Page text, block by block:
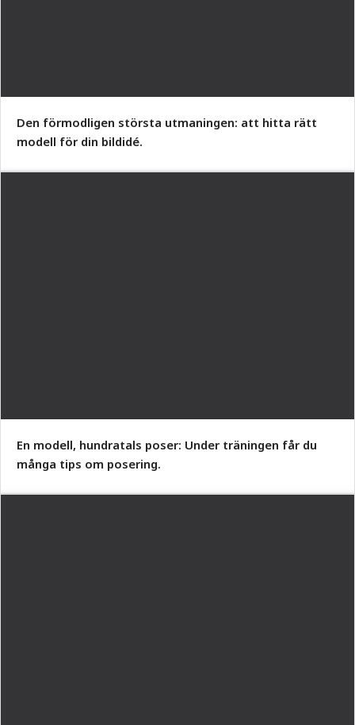
Den förmodligen största utmaningen: att hitta rätt
modell för din bildidé.
En modell, hundratals poser: Under träningen får du
många tips om posering.